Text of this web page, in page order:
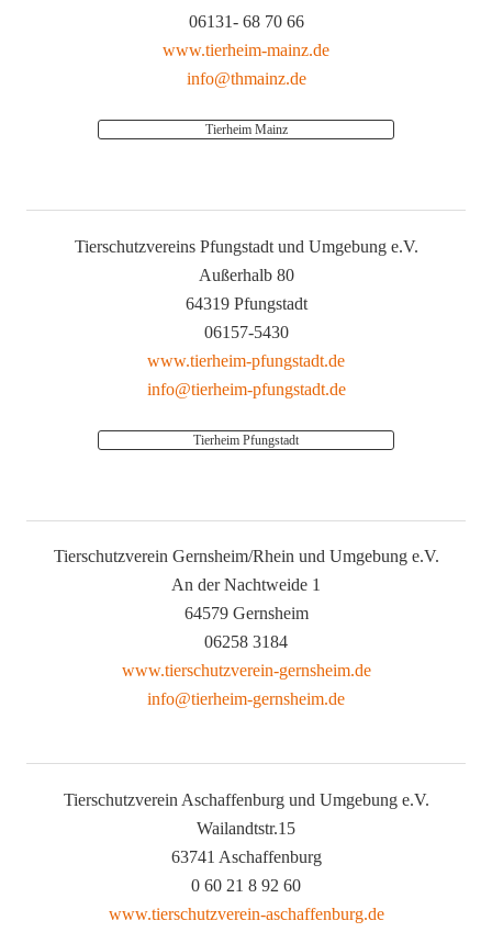
06131- 68 70 66
www.tierheim-mainz.de
info@thmainz.de
Tierheim Mainz
Tierschutzvereins Pfungstadt und Umgebung e.V.
Außerhalb 80
64319 Pfungstadt
06157-5430
www.tierheim-pfungstadt.de
info@tierheim-pfungstadt.de
Tierheim Pfungstadt
Tierschutzverein Gernsheim/Rhein und Umgebung e.V.
An der Nachtweide 1
64579 Gernsheim
06258 3184
www.tierschutzverein-gernsheim.de
info@tierheim-gernsheim.de
Tierschutzverein Aschaffenburg und Umgebung e.V.
Wailandtstr.15
63741 Aschaffenburg
0 60 21 8 92 60
www.tierschutzverein-aschaffenburg.de